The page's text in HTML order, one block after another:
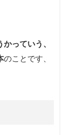
っていう、
のことです、